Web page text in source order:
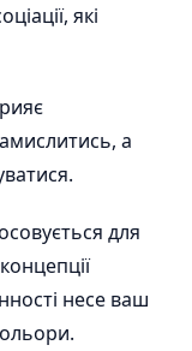
які
а
для
несе ваш